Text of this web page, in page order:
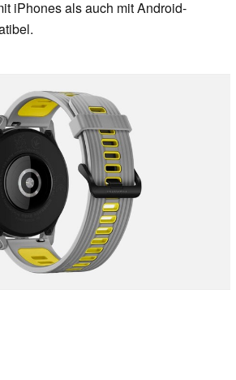
iPhones als auch mit Android-